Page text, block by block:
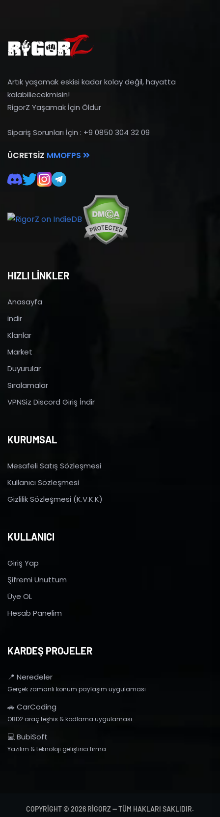
Artık yaşamak eskisi kadar kolay değil, hayatta
kalabiliecekmisin!
RigorZ Yaşamak İçin Öldür
Sipariş Sorunları İçin : +9 0850 304 32 09
ÜCRETSIZ MMOFPS
HIZLI LİNKLER
Anasayfa
indir
Klanlar
Market
Duyurular
Sıralamalar
VPNSiz Discord Giriş İndir
KURUMSAL
Mesafeli Satış Sözleşmesi
Kullanıcı Sözleşmesi
Gizlilik Sözleşmesi (K.V.K.K)
KULLANICI
Giriş Yap
Şifremi Unuttum
Üye OL
Hesab Panelim
KARDEŞ PROJELER
📍 Neredeler
Gerçek zamanlı konum paylaşım uygulaması
🚗 CarCoding
OBD2 araç teşhis & kodlama uygulaması
💻 BubiSoft
Yazılım & teknoloji geliştirici firma
COPYRIGHT © 2026 RIGORZ — TÜM HAKLARI SAKLIDIR.